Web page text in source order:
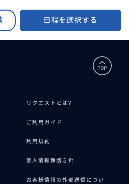
ンジ
日程を選択する
と贅沢な台湾旅行！ガイド同行プラン】野
分ランタン上げ&九份散策(行先アレンジ可)
リクエストとは?
ご利用ガイド
利用規約
個人情報保護方針
お客様情報の外部送信につい